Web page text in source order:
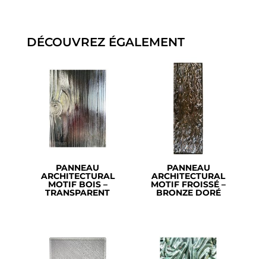
DÉCOUVREZ ÉGALEMENT
PANNEAU
ARCHITECTURAL
MOTIF BOIS –
TRANSPARENT
PANNEAU
ARCHITECTURAL
MOTIF FROISSÉ –
BRONZE DORÉ